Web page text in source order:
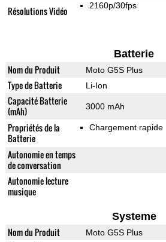
Résolutions Vidéo 2160p/30fps
Batterie
Nom du Produit Moto G5S Plus
Type de Batterie Li-Ion
Capacité Batterie
(mAh)
3000 mAh
Propriétés de la
Batterie
Chargement rapide
Autonomie en temps
de conversation
Autonomie lecture
musique
Systeme
Nom du Produit Moto G5S Plus